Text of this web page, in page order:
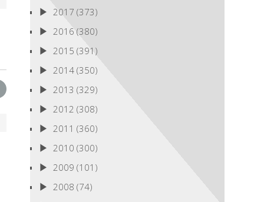
2017 (373)
2016 (380)
2015 (391)
2014(350)
2013 (329)
2012 (308)
2011 (360)
2010 (300)
2009 (101)
2008 (74)